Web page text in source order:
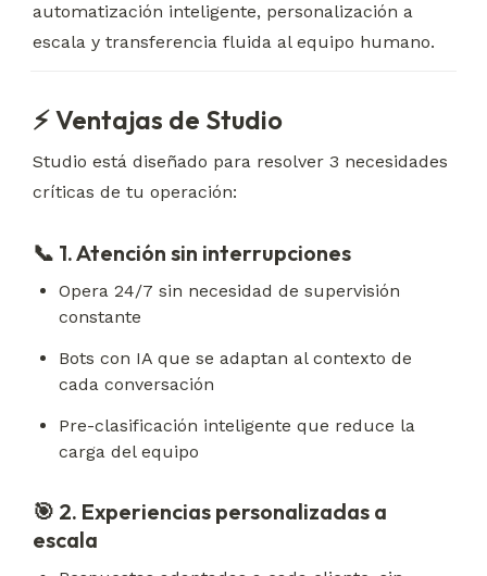
automatización inteligente, personalización a
escala y transferencia fluida al equipo humano.
⚡ Ventajas de Studio
Studio está diseñado para resolver 3 necesidades
críticas de tu operación:
📞 1. Atención sin interrupciones
Opera 24/7 sin necesidad de supervisión
constante
Bots con IA que se adaptan al contexto de
cada conversación
Pre-clasificación inteligente que reduce la
carga del equipo
🎯 2. Experiencias personalizadas a
escala